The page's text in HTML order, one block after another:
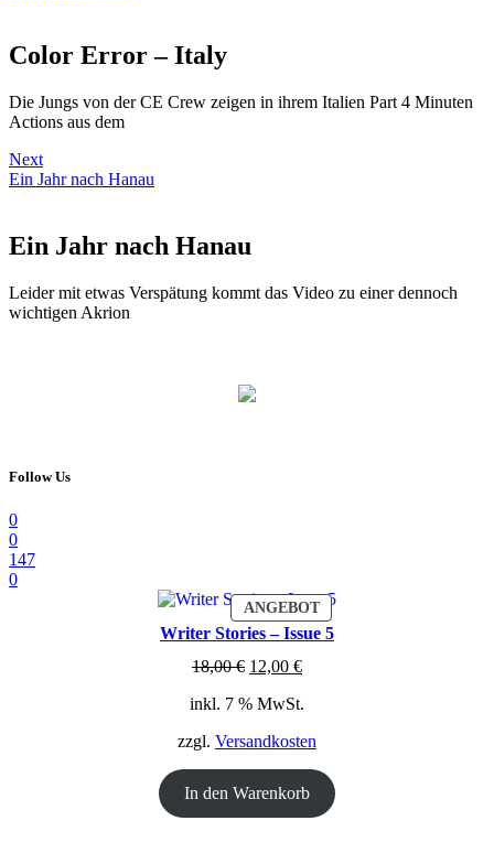
Color Error – Italy
Die Jungs von der CE Crew zeigen in ihrem Italien Part 4 Minuten
Actions aus dem
Next
Ein Jahr nach Hanau
Ein Jahr nach Hanau
Leider mit etwas Verspätung kommt das Video zu einer dennoch
wichtigen Akrion
Follow Us
0
0
147
0
ANGEBOTPRODUKT
IM
ANGEBOT
Writer Stories – Issue 5
18,00€ Ursprünglicher
war:
12,00 €Aktueller
ist:
inkl. 7 % MwSt.
zzgl. Versandkosten
In den Warenkorb